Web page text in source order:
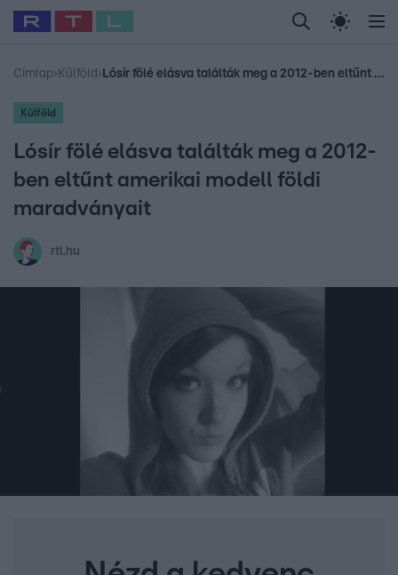
Legfrissebb RTL Híradó Randi Celeb vagyok,
Babits Marcella Most Wanted Gallusz
Címlap› Külföld › Lósír fölé elásva találták meg a 2012-ben eltűnt amerikai modell földi maradványait
Külföld
Lósír fölé elásva találták meg a 2012-
ben eltűnt amerikai modell földi
maradványait
rtl.hu